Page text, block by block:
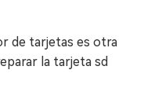
de tarjetas es otra
la tarjeta sd